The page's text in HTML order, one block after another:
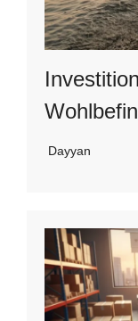
Dayyan